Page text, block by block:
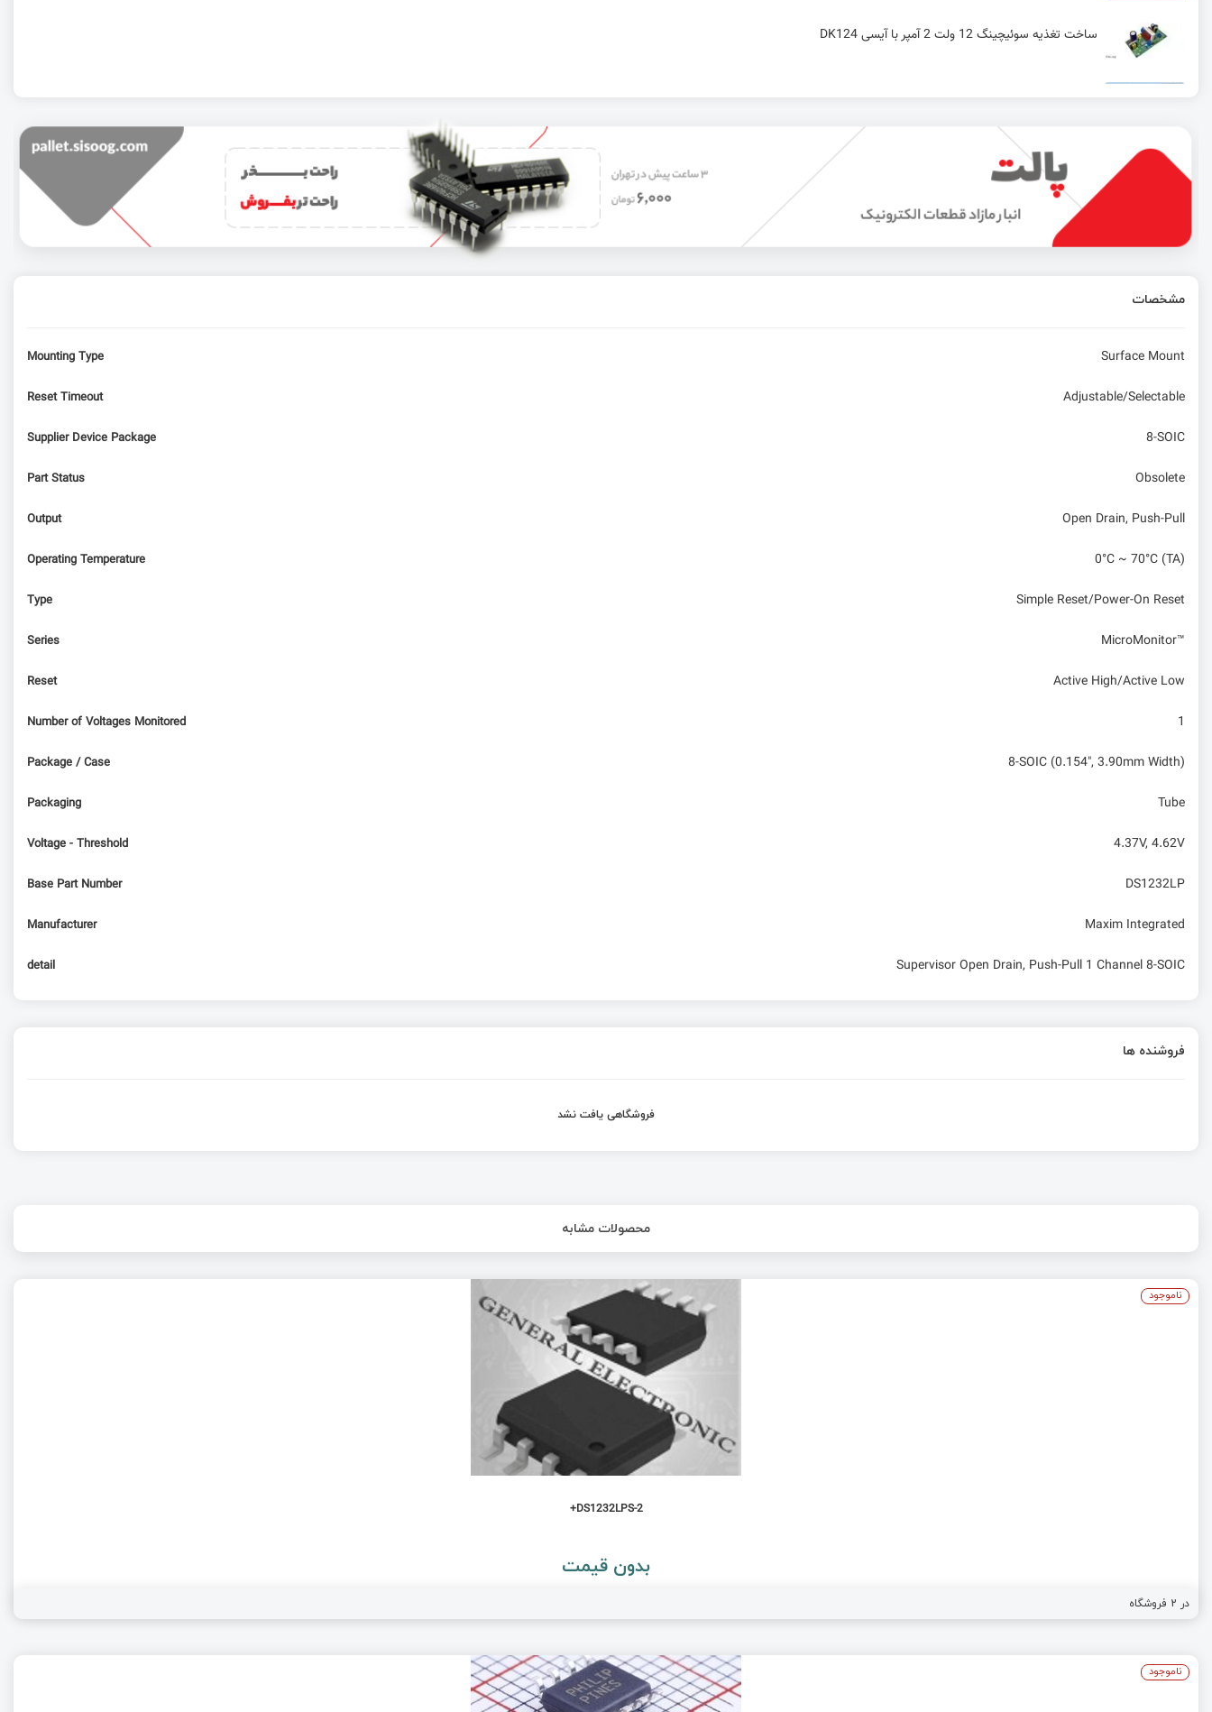
ساخت تغذیه سوئیچینگ 12 ولت 2 آمپر با آیسی DK124
میکروکنترلر ESP32-C6 اولین میکروکنترلر RISC-V که موفق به دریافت گواهینامه امنیتی PSA Level 2 شده
دریافت سریع داده‌ ها با استفاده از رابط HSTX رزبری‌ پای پیکو 2 و دانگل ضبط ویدیو HDMI به USB 3.0
مشخصات
Mounting Type Surface Mount
Reset Timeout Adjustable/Selectable
Supplier Device Package 8-SOIC
Part Status Obsolete
Output Open Drain, Push-Pull
Operating Temperature 0°C ~ 70°C (TA)
Type Simple Reset/Power-On Reset
Series MicroMonitor™
Reset Active High/Active Low
Number of Voltages Monitored 1
Package / Case 8-SOIC (0.154", 3.90mm Width)
Packaging Tube
Voltage - Threshold 4.37V, 4.62V
Base Part Number DS1232LP
Manufacturer Maxim Integrated
detail Supervisor Open Drain, Push-Pull 1 Channel 8-SOIC
فروشنده ها
فروشگاهی یافت نشد
محصولات مشابه
DS1232LPS-2+
بدون قیمت
در 2 فروشگاه
ناموجود
ناموجود